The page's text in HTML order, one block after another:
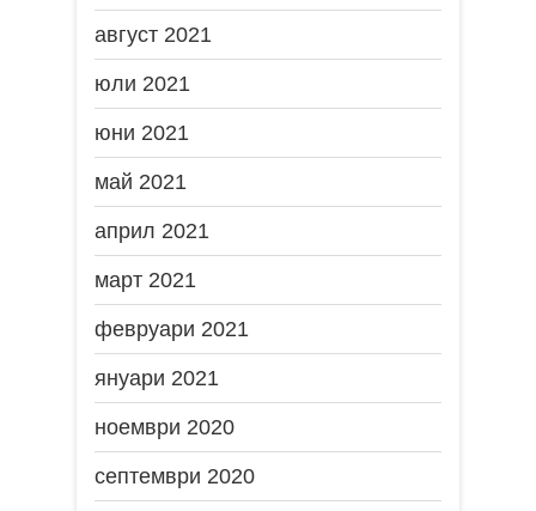
август 2021
юли 2021
юни 2021
май 2021
април 2021
март 2021
февруари 2021
януари 2021
ноември 2020
септември 2020